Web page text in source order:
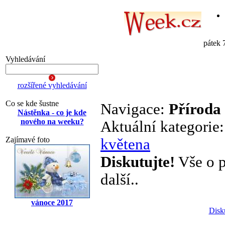
pátek
Vyhledávání
rozšířené vyhledávání
Co se kde šustne
Nástěnka - co je kde
nového na weeku?
Zajímavé foto
vánoce 2017
Navigace: Příroda
Aktuální
květena
Diskutujte! Vše o
další..